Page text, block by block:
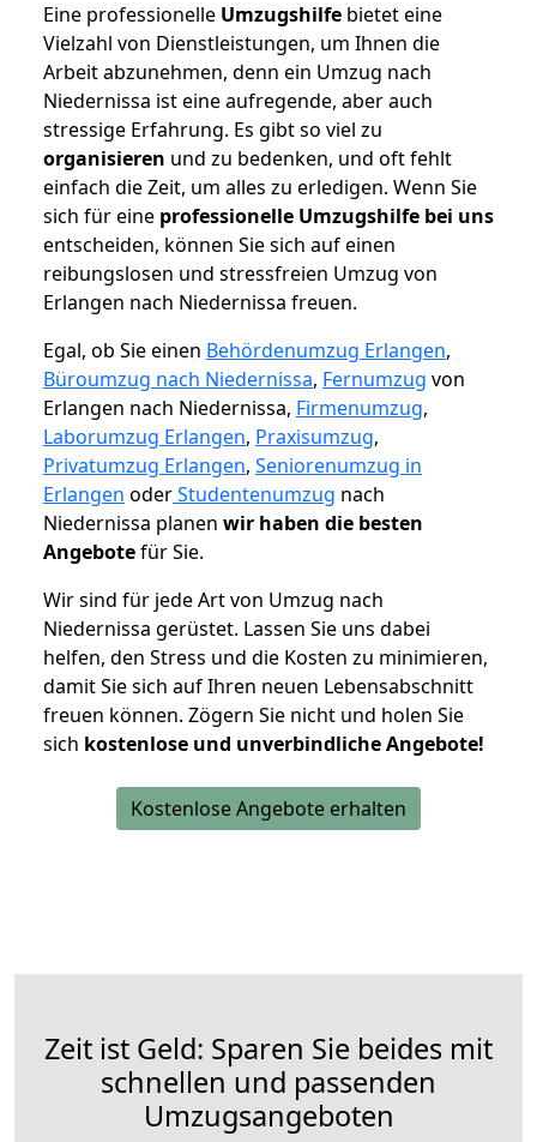
Eine professionelle Umzugshilfe bietet eine
Vielzahl von Dienstleistungen, um Ihnen die
Arbeit abzunehmen, denn ein Umzug nach
Niedernissa ist eine aufregende, aber auch
stressige Erfahrung. Es gibt so viel zu
organisieren und zu bedenken, und oft fehlt
einfach die Zeit, um alles zu erledigen. Wenn Sie
sich für eine professionelle Umzugshilfe bei uns
entscheiden, können Sie sich auf einen
reibungslosen und stressfreien Umzug von
Erlangen nach Niedernissa freuen.
Egal, ob Sie einen Behördenumzug Erlangen,
Büroumzug nach Niedernissa, Fernumzug von
Erlangen nach Niedernissa, Firmenumzug,
Laborumzug Erlangen, Praxisumzug,
Privatumzug Erlangen, Seniorenumzug in
Erlangen oderStudentenumzug nach
Niedernissa planen wir haben die besten
Angebotefür Sie.
Wir sind für jede Art von Umzug nach
Niedernissa gerüstet. Lassen Sie uns dabei
helfen, den Stress und die Kosten zu minimieren,
damit Sie sich auf Ihren neuen Lebensabschnitt
freuen können. Zögern Sie nicht und holen Sie
sich kostenlose und unverbindliche Angebote!
Kostenlose Angebote erhalten
Zeit ist Geld: Sparen Sie beides mit
schnellen und passenden
Umzugsangeboten